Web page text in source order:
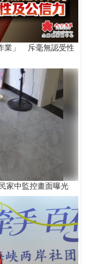
業」 斥毫無認受性
家中監控畫面曝光